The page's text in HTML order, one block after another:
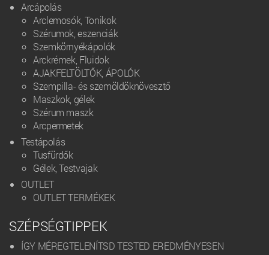
Arcápolás
Arclemosók, Tonikok
Szérumok, eszenciák
Szemkörnyékápolók
Arckrémek, Fluidok
AJAKFELTÖLTŐK, ÁPOLÓK
Szempilla- és szemöldöknövesztő
Maszkok, gélek
Szérum maszk
Arcpermetek
Testápolás
Tusfürdők
Gélek, Testvajak
OUTLET
OUTLET TERMÉKEK
SZÉPSÉGTIPPEK
ÍGY MÉREGTELENÍTSD TESTED EREDMÉNYESEN